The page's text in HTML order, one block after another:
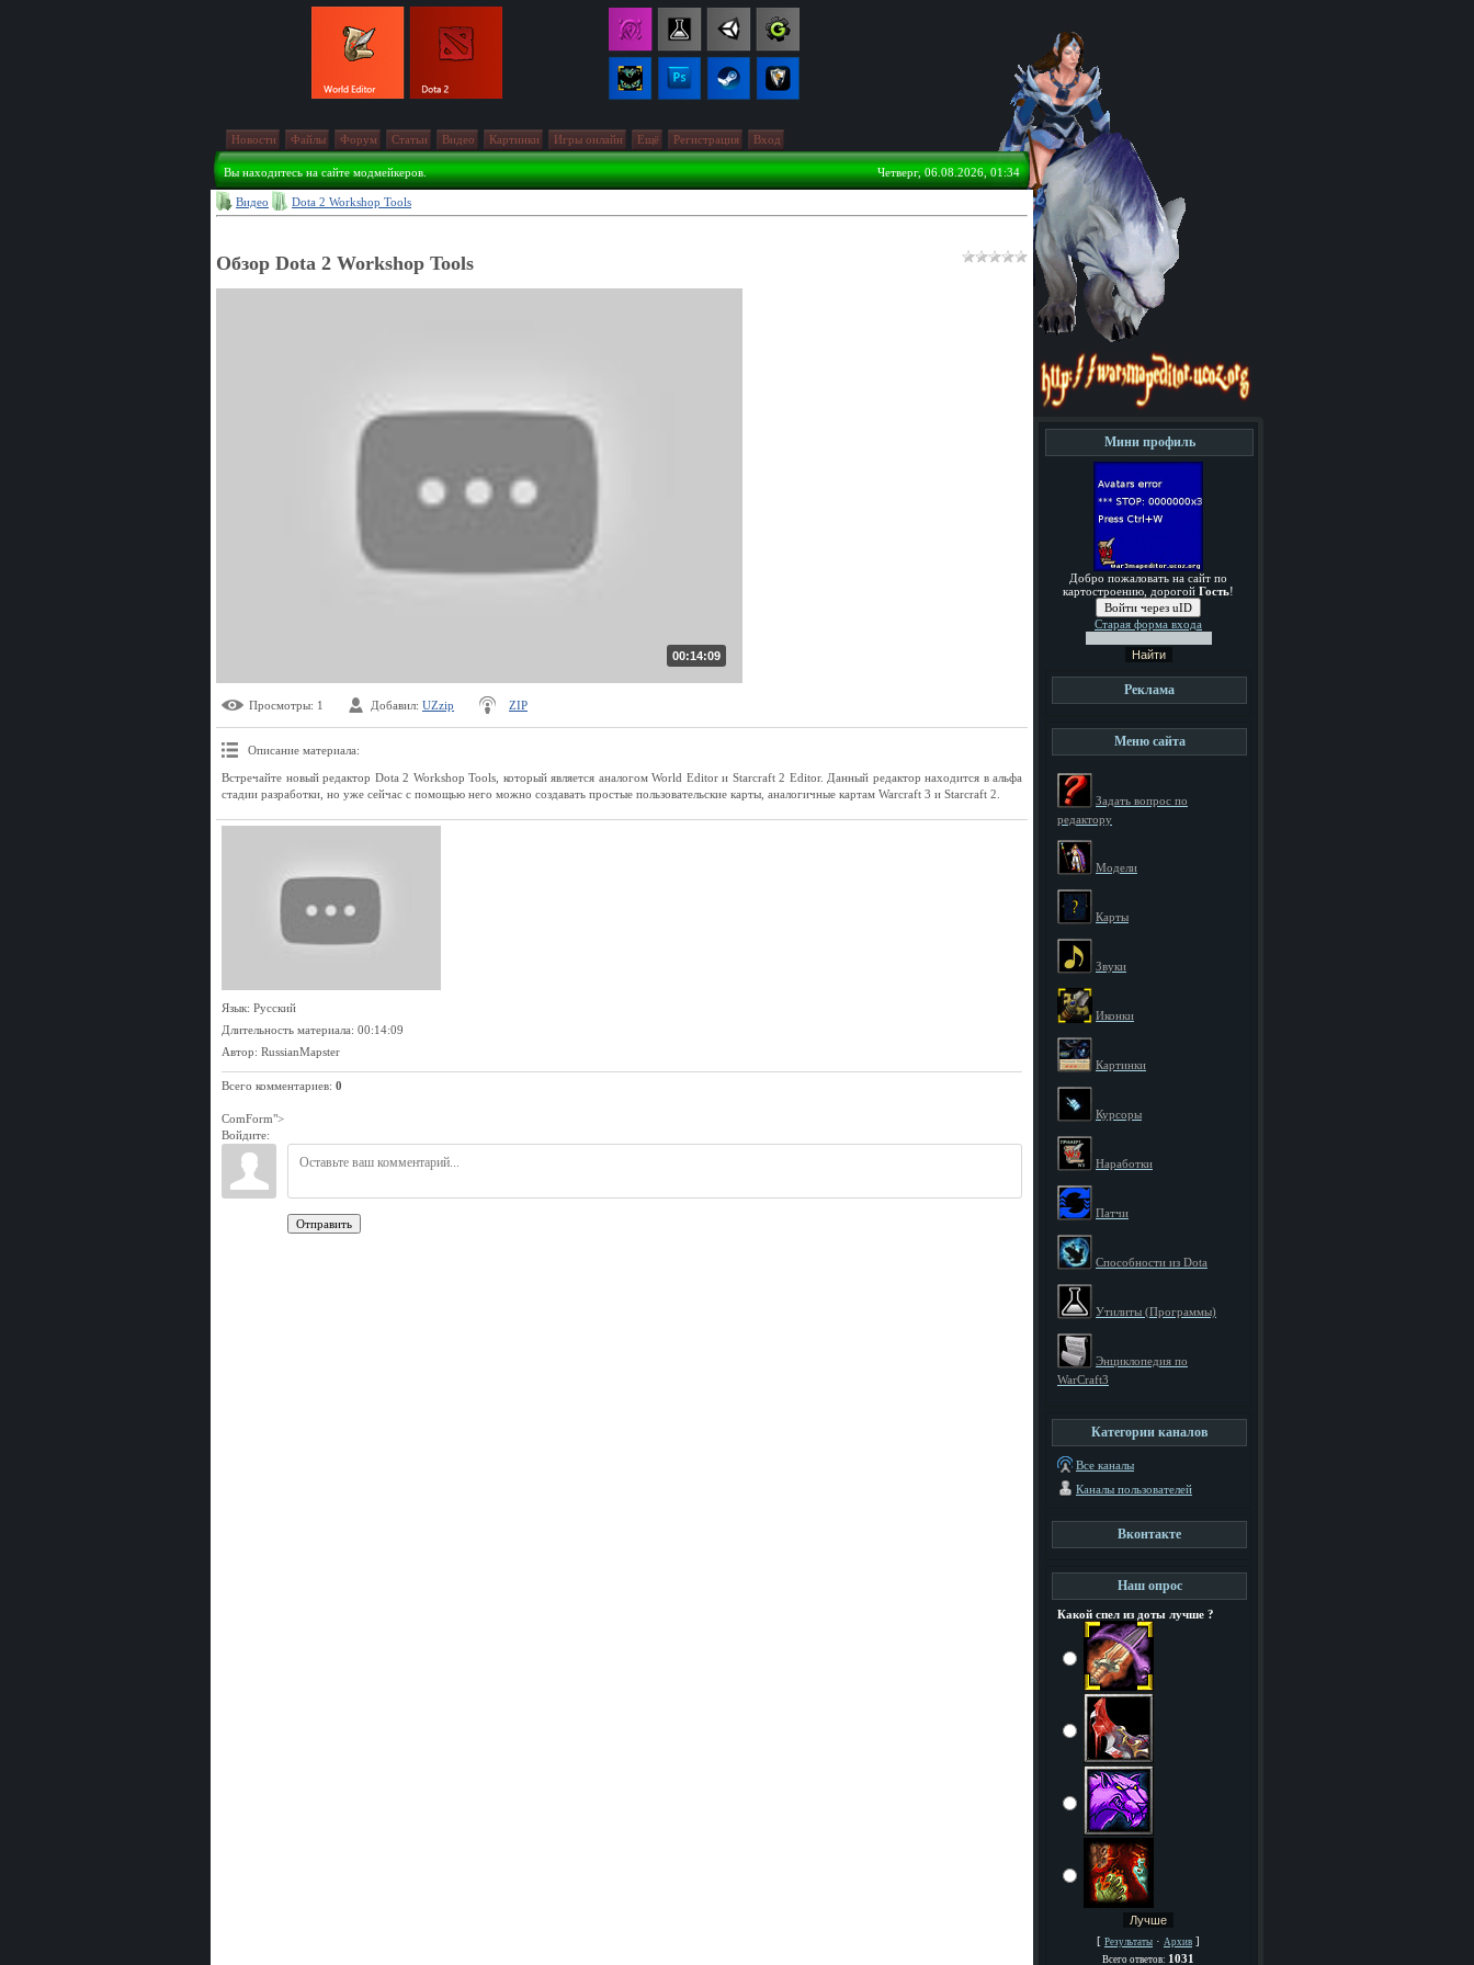
Новости Файлы Форум Статьи Видео Картинки Игры онлайн Ещё Регистрация Вход
Вы находитесь на сайте модмейкеров. Четверг, 06.08.2026, 01:34
Видео Dota 2 Workshop Tools
Обзор Dota 2 Workshop Tools
00:14:09
Просмотры: 1 Добавил: UZzip ZIP
Описание материала:
Встречайте новый редактор Dota 2 Workshop Tools, который является аналогом World Editor и Starcraft 2 Editor. Данный редактор находится в альфа
стадии разработки, но уже сейчас с помощью него можно создавать простые пользовательские карты, аналогичные картам Warcraft 3 и Starcraft 2.
Язык: Русский
Длительность материала: 00:14:09
Автор: RussianMapster
Всего комментариев: 0
ComForm">
Войдите:
Отправить
Мини профиль
Добро пожаловать на сайт по
картостроению, дорогой Гость!
Войти через uID
Старая форма входа
Реклама
Меню сайта
Задать вопрос по
редактору
Модели
Карты
Звуки
Иконки
Картинки
Курсоры
Наработки
Патчи
Способности из Dota
Утилиты (Программы)
Энциклопедия по
WarCraft3
Категории каналов
Все каналы
Каналы пользователей
Вконтакте
Наш опрос
Какой спел из доты лучше ?
[ Результаты · Архив ]
Всего ответов: 1031